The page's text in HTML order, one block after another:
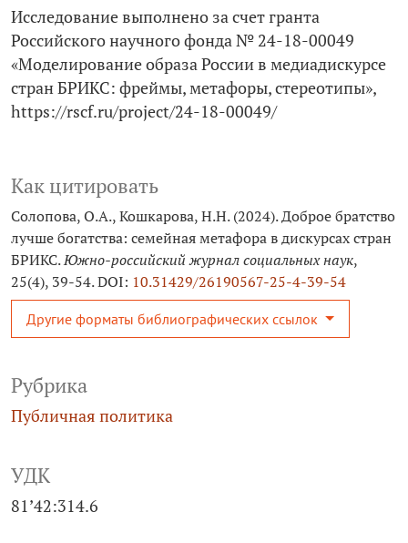
Рубрика
Публичная политика
УДК
81’42:314.6
Как цитировать
Солопова, О.А., Кошкарова, Н.Н. (2024). Доброе братство
лучше богатства: семейная метафора в дискурсах стран
БРИКС.Южно-российский журнал социальных наук,
25(4), 39-54. DOI: 10.31429/26190567-25-4-39-54
Другие форматы библиографических ссылок
Исследование выполнено за счет гранта
Российского научного фонда № 24-18-00049
«Моделирование образа России в медиадискурсе
стран БРИКС: фреймы, метафоры, стереотипы»,
https://rscf.ru/project/24-18-00049/